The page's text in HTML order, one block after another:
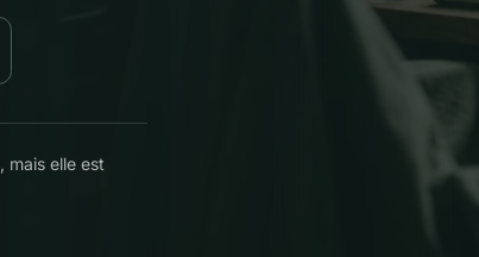
mais elle est